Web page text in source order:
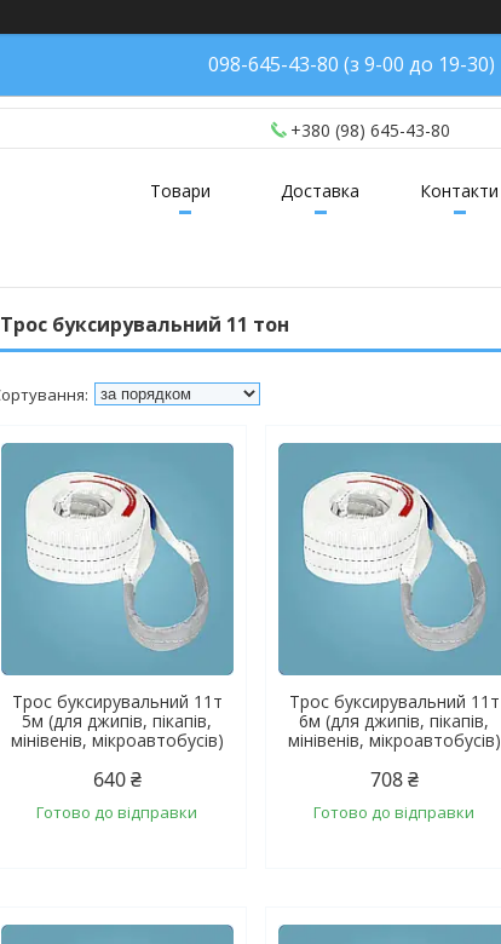
098-645-43-80 (з 9-00 до 19-30)
+380 (98) 645-43-80
Товари Доставка Контакти
Трос буксирувальний 11 тон
Трос буксирувальний 11т
5м (для джипів, пікапів,
мінівенів, мікроавтобусів)
640 ₴
Готово до відправки
Трос буксирувальний 11т
6м (для джипів, пікапів,
мінівенів, мікроавтобусів)
708 ₴
Готово до відправки